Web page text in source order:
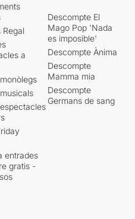
Regal
a
entrades
gratis -
Descompte El
Mago Pop 'Nada
es imposible'
Descompte Ànima
Descompte
Mamma mia
Descompte
Germans de sang